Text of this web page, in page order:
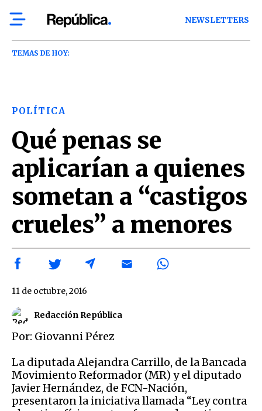
NEWSLETTERS
TEMAS DE HOY:
POLÍTICA
Qué penas se
aplicarían a quienes
sometan a “castigos
crueles” a menores
Redacción República
11 de octubre, 2016
Por: Giovanni Pérez
La diputada Alejandra Carrillo, de la Bancada
Movimiento Reformador (MR) y el diputado
Javier Hernández, de FCN-Nación,
presentaron la iniciativa llamada “Ley contra